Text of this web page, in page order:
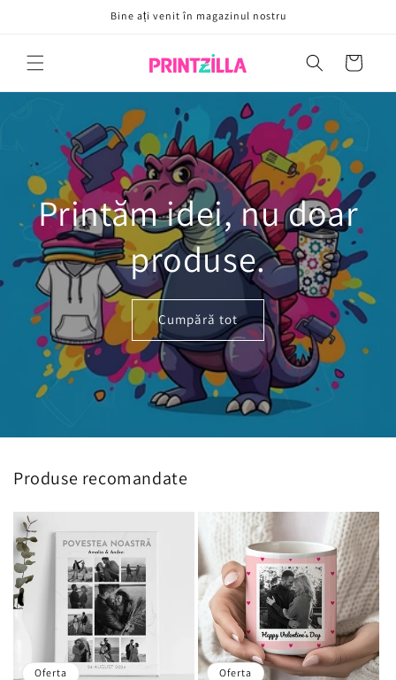
Bine ați venit în magazinul nostru
Coș
Printăm idei, nu doar
produse.
Cumpără tot
Produse recomandate
Oferta Oferta